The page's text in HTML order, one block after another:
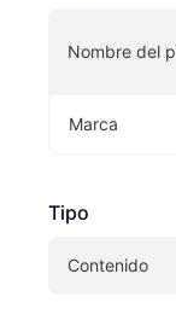
Nombre del
Marca
Tipo
Contenido